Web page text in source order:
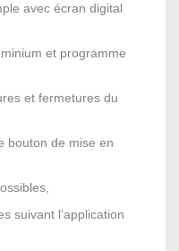
avec écran digital
et programme
et fermetures du
bouton de mise en
suivant l’application